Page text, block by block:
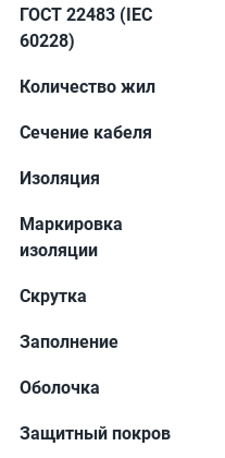
ГОСТ 22483 (IEC
60228)
Количество жил
Сечение кабеля
Изоляция
Маркировка
изоляции
Скрутка
Заполнение
Оболочка
Защитный покров